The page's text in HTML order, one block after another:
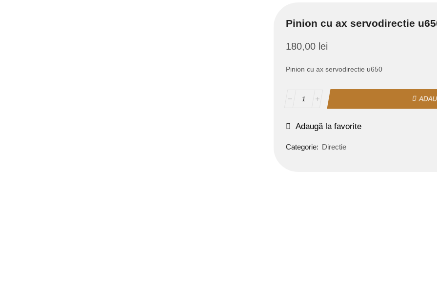
Pinion cu ax servodirectie
180,00 lei
Pinion cu ax servodirectie u650
Adaugă la favorite
Categorie: Directie